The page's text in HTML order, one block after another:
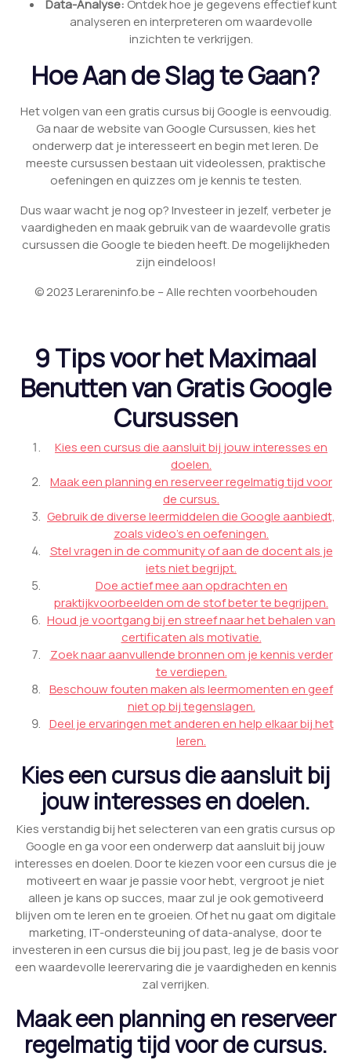
Data-Analyse: Ontdek hoe je gegevens effectief kunt
analyseren en interpreteren om waardevolle
inzichten te verkrijgen.
Hoe Aan de Slag te Gaan?
Het volgen van een gratis cursus bij Google is eenvoudig.
Ga naar de website van Google Cursussen, kies het
onderwerp dat je interesseert en begin met leren. De
meeste cursussen bestaan uit videolessen, praktische
oefeningen en quizzes om je kennis te testen.
Dus waar wacht je nog op? Investeer in jezelf, verbeter je
vaardigheden en maak gebruik van de waardevolle gratis
cursussen die Google te bieden heeft. De mogelijkheden
zijn eindeloos!
© 2023 Lerareninfo.be – Alle rechten voorbehouden
9 Tips voor het Maximaal
Benutten van Gratis Google
Cursussen
Kies een cursus die aansluit bij jouw interesses en
doelen.
Maak een planning en reserveer regelmatig tijd voor
de cursus.
Gebruik de diverse leermiddelen die Google aanbiedt,
zoals video’s en oefeningen.
Stel vragen in de community of aan de docent als je
iets niet begrijpt.
Doe actief mee aan opdrachten en
praktijkvoorbeelden om de stof beter te begrijpen.
Houd je voortgang bij en streef naar het behalen van
certificaten als motivatie.
Zoek naar aanvullende bronnen om je kennis verder
te verdiepen.
Beschouw fouten maken als leermomenten en geef
niet op bij tegenslagen.
Deel je ervaringen met anderen en help elkaar bij het
leren.
Kies een cursus die aansluit bij
jouw interesses en doelen.
Kies verstandig bij het selecteren van een gratis cursus op
Google en ga voor een onderwerp dat aansluit bij jouw
interesses en doelen. Door te kiezen voor een cursus die je
motiveert en waar je passie voor hebt, vergroot je niet
alleen je kans op succes, maar zul je ook gemotiveerd
blijven om te leren en te groeien. Of het nu gaat om digitale
marketing, IT-ondersteuning of data-analyse, door te
investeren in een cursus die bij jou past, leg je de basis voor
een waardevolle leerervaring die je vaardigheden en kennis
zal verrijken.
Maak een planning en reserveer
regelmatig tijd voor de cursus.